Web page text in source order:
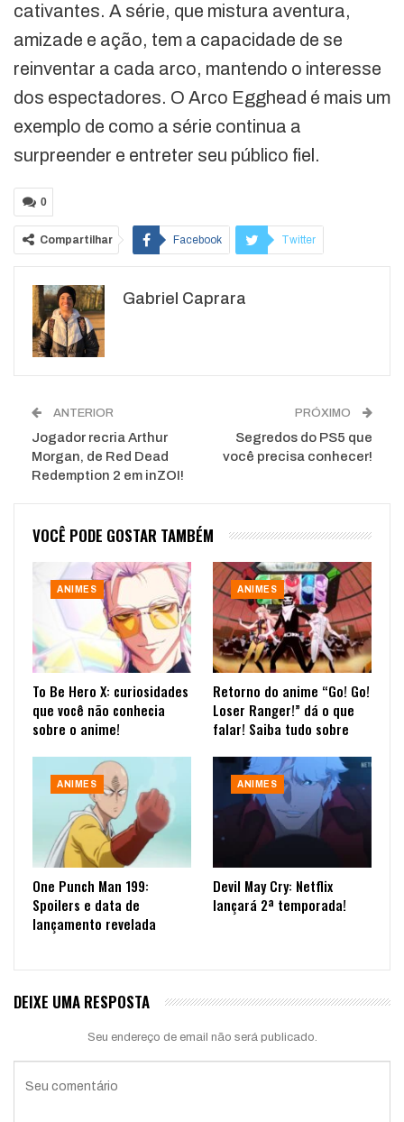
cativantes. A série, que mistura aventura,
amizade e ação, tem a capacidade de se
reinventar a cada arco, mantendo o interesse
dos espectadores. O Arco Egghead é mais um
exemplo de como a série continua a
surpreender e entreter seu público fiel.
0
Compartilhar Facebook Twitter
WhatsApp
Gabriel Caprara
ANTERIOR
Jogador recria Arthur
Morgan, de Red Dead
Redemption 2 em inZOI!
PRÓXIMO
Segredos do PS5 que
você precisa conhecer!
VOCÊ PODE GOSTAR TAMBÉM
ANIMES
To Be Hero X: curiosidades
que você não conhecia
sobre o anime!
ANIMES
Retorno do anime “Go! Go!
Loser Ranger!” dá o que
falar! Saiba tudo sobre
ANIMES
One Punch Man 199:
Spoilers e data de
lançamento revelada
ANIMES
Devil May Cry: Netflix
lançará 2ª temporada!
DEIXE UMA RESPOSTA
Seu endereço de email não será publicado.